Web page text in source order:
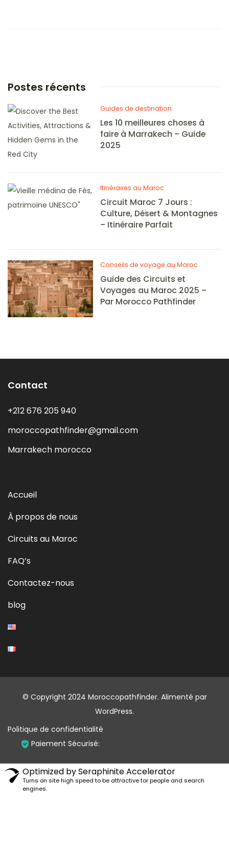
Postes récents
Guides de destination
Les 10 meilleures choses à
faire à Marrakech – Guide
2025
Itinéraires au Maroc
Circuit Maroc 7 Jours :
Culture, Désert & Montagnes
– Itinéraire Parfait
Conseils de voyage au Maroc
Guide des Circuits et
Voyages au Maroc 2025 –
Par Morocco Pathfinder
Contact
+212 676 205 940
moroccopathfinder@gmail.com
Marrakech morocco
Accueil
À propos de nous
Circuits au Maroc
FAQ’s
Contactez-nous
blog
© Copyright 2024 Moroccopathfinder. Alimenté par
WordPress.
Politique de confidentialité
Paiement Sécurisé:
Optimized by Seraphinite Accelerator
Turns on site high speed to be attractive for people and search
engines.